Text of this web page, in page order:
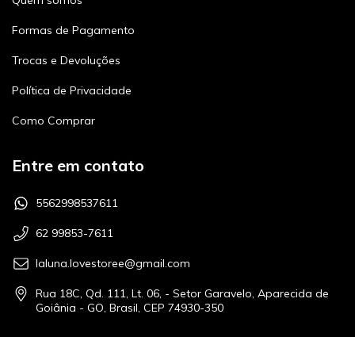
Formas de Pagamento
Trocas e Devoluções
Política de Privacidade
Como Comprar
Entre em contato
5562998537611
62 99853-7611
laluna.lovestoree@gmail.com
Rua 18C, Qd. 111, Lt. 06, - Setor Garavelo, Aparecida de
Goiânia - GO, Brasil, CEP 74930-350